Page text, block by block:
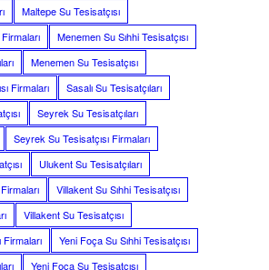
Maltepe Su Tesisatçısı
Menemen Su Sıhhi Tesisatçısı
Menemen Su Tesisatçısı
Firmaları
Sasalı Su Tesisatçıları
Seyrek Su Tesisatçıları
Seyrek Su Tesisatçısı Firmaları
Ulukent Su Tesisatçıları
Villakent Su Sıhhi Tesisatçısı
Villakent Su Tesisatçısı
Yeni Foça Su Sıhhi Tesisatçısı
Yeni Foça Su Tesisatçısı